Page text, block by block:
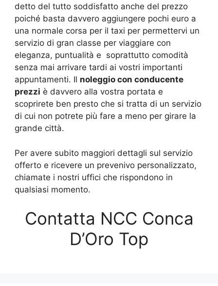
detto del tutto soddisfatto anche del prezzo
poiché basta davvero aggiungere pochi euro a
una normale corsa per il taxi per permettervi un
servizio di gran classe per viaggiare con
eleganza, puntualità e soprattutto comodità
senza mai arrivare tardi ai vostri importanti
appuntamenti. Il noleggio con conducente
prezzi è davvero alla vostra portata e
scoprirete ben presto che si tratta di un servizio
di cui non potrete più fare a meno per girare la
grande città.
Per avere subito maggiori dettagli sul servizio
offerto e ricevere un prevenivo personalizzato,
chiamate i nostri uffici che rispondono in
qualsiasi momento.
Contatta NCC Conca
D’Oro Top